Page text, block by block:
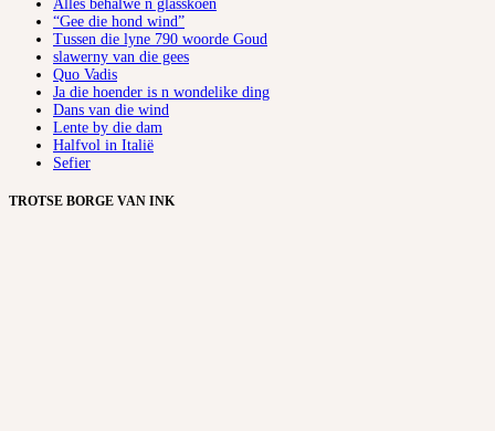
Alles behalwe n glasskoen
“Gee die hond wind”
Tussen die lyne 790 woorde Goud
slawerny van die gees
Quo Vadis
Ja die hoender is n wondelike ding
Dans van die wind
Lente by die dam
Halfvol in Italië
Sefier
TROTSE BORGE VAN INK